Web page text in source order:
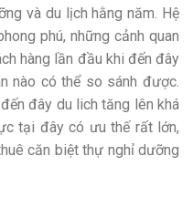
và du lịch hằng năm. Hệ
phú, những cảnh quan
hàng lần đầu khi đến đây
nào có thể so sánh được.
đây du lich tăng lên khá
tại đây có ưu thế rất lớn,
căn biệt thự nghỉ dưỡng